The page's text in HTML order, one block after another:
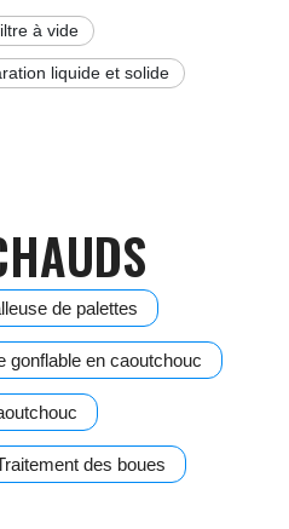
à vide
liquide et solide
de palettes
gonflable en caoutchouc
des boues